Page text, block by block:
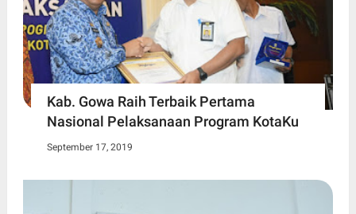
Kab. Gowa Raih Terbaik Pertama
Nasional Pelaksanaan Program KotaKu
September 17, 2019